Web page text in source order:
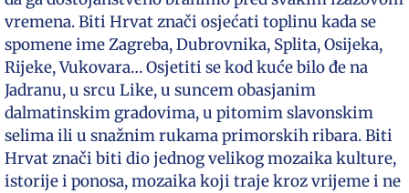
vremena. Biti Hrvat znači osjećati toplinu kada se
spomene ime Zagreba, Dubrovnika, Splita, Osijeka,
Rijeke, Vukovara… Osjetiti se kod kuće bilo đe na
Jadranu, u srcu Like, u suncem obasjanim
dalmatinskim gradovima, u pitomim slavonskim
selima ili u snažnim rukama primorskih ribara. Biti
Hrvat znači biti dio jednog velikog mozaika kulture,
istorije i ponosa, mozaika koji traje kroz vrijeme i ne